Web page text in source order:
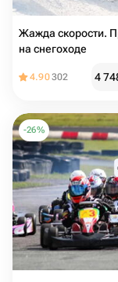
Жажда скорости.
на снегоходе
4.90302 4
-26%